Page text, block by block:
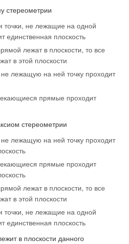
стереометрии
точки, не лежащие на одной
единственная плоскость
лежат в плоскости, то все
в этой плоскости
лежащую на ней точку проходит
прямые проходит
стереометрии
лежащую на ней точку проходит
прямые проходит
лежат в плоскости, то все
в этой плоскости
точки, не лежащие на одной
единственная плоскость
в плоскости данного